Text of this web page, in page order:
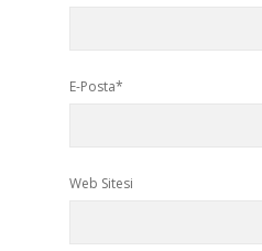
E-Posta*
Web Sitesi